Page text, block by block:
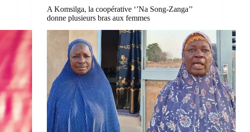
A Komsilga, la coopérative ‘’Na Song-Zanga’’
donne plusieurs bras aux femmes